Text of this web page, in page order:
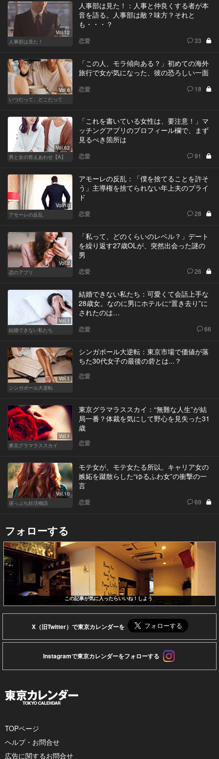
Vol.12
人事部は見た！
人事部は見た！：人事と仲良くする者が本
音を語る。人事部は敵？味方？それと
も・・・？
恋愛 33
Vol.6
いつだって、どこだって
「この人、モラ傾向ある？」初めての海外
旅行で女が気になった、彼の恐ろしい一面
恋愛 18
Vol.62
男と女の答えあわせ【A】
「これを書いている女性は、要注意！」マ
ッチングアプリのプロフィール欄で、まず
見るべき箇所は
恋愛 91
Vol.10
アモーレの反乱
アモーレの反乱：「僕を捨てることを許そ
う」主導権を捨てられない年上夫のプライ
ド
恋愛 28
Vol.2
恋のアプリ
「私って、どのくらいのレベル？」デート
を繰り返す27歳OLが、突然出会った謎の
男
恋愛 26
Vol.1
結婚できない私たち
結婚できない私たち：可愛くて会話上手な
28歳女。なのに男にホテルに“置き去り”に
されたのは…
恋愛 66
Vol.1
シンガポール大逆転
シンガポール大逆転：東京市場で価値が落
ちた30代女子の最後の砦とは...？
恋愛
Vol.1
東京グラマラススカイ
東京グラマラススカイ：“無難な人生”が結
局一番？体裁を気にして野心を見失った31
歳
恋愛
Vol.10
崖っぷち妊活物語
モテ女が、モテ女たる所以。キャリア女の
嫉妬を蹴散らした“ゆるふわ女”の衝撃の一
言
恋愛 69
フォローする
この記事が気に入ったらいいね！しよう
X（旧Twitter）で東京カレンダーを
Instagramで東京カレンダーをフォローする
TOPページ
ヘルプ・お問合せ
広告に関するお問合せ